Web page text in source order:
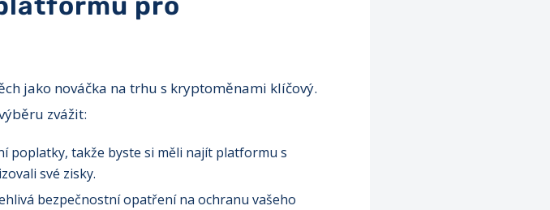
jako nováčka na trhu s kryptoměnami klíčový.
zvážit:
poplatky, takže byste si měli najít platformu s
své zisky.
bezpečnostní opatření na ochranu vašeho